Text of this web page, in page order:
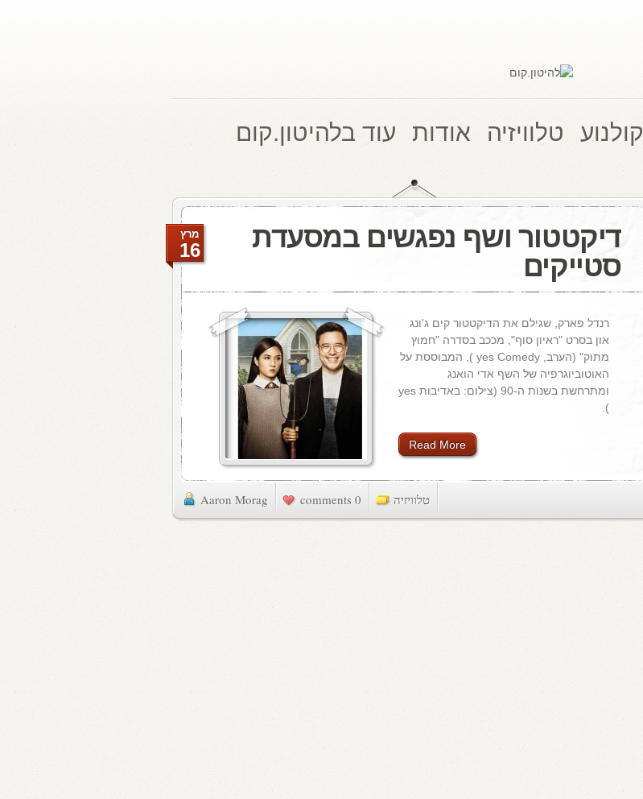
קולנוע טלוויזיה אודות עוד בלהיטון.קום
דיקטטור ושף נפגשים במסעדת
סטייקים
מרץ
16
רנדל פארק, שגילם את הדיקטטור קים ג'ונג
און בסרט "ראיון סוף", מככב בסדרה "חמוץ
מתוק" (הערב, yes Comedy ), המבוססת על
האוטוביוגרפיה של השף אדי הואנג
ומתרחשת בשנות ה-90 (צילום: באדיבות yes
).
Read More
Aaron Morag 0 comments טלוויזיה